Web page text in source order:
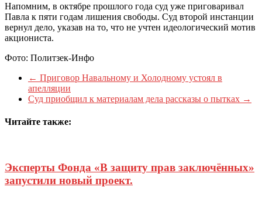
Напомним, в октябре прошлого года суд уже приговаривал
Павла к пяти годам лишения свободы. Суд второй инстанции
вернул дело, указав на то, что не учтен идеологический мотив
акциониста.
Фото: Политзек-Инфо
← Приговор Навальному и Холодному устоял в
апелляции
Суд приобщил к материалам дела рассказы о пытках →
Читайте также:
Эксперты Фонда «В защиту прав заключённых»
запустили новый проект.